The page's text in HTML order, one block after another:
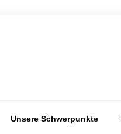
Unsere Schwerpunkte